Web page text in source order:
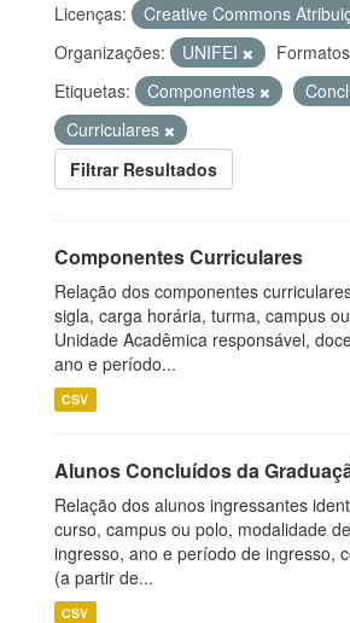
Licenças:
Creative Commons
Organizações:
UNIFEI
Etiquetas:
Componentes
Curriculares
Filtrar Resultados
Componentes Curriculares
Relação dos componentes
sigla, carga horária, turma, campus
Unidade Acadêmica responsável,
ano e período...
CSV
Alunos Concluídos da
Relação dos alunos ingressantes
curso, campus ou polo, modalidade
ingresso, ano e período de ingresso,
(a partir de...
CSV